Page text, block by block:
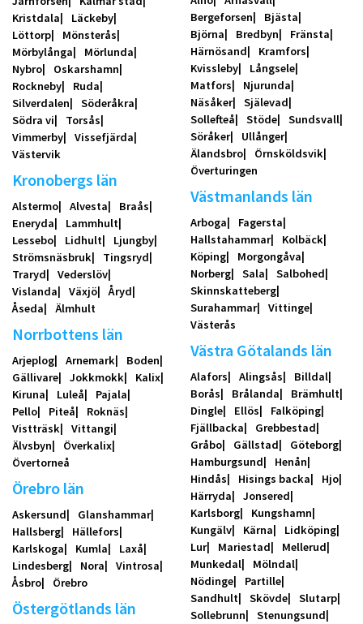
Kristdala
Läckeby
Löttorp
Mönsterås
Mörbylånga
Mörlunda
Nybro
Oskarshamn
Rockneby
Ruda
Silverdalen
Söderåkra
Södra vi
Torsås
Vimmerby
Vissefjärda
Västervik
Kronobergs län
Alstermo Alvesta
Braås
Eneryda
Lammhult
Lessebo
Lidhult
Ljungby
Strömsnäsbruk
Tingsryd
Traryd
Vederslöv
Vislanda
Växjö
Åryd
Åseda
Älmhult
Norrbottens län
Arjeplog Arnemark
Boden
Gällivare
Jokkmokk
Kalix
Kiruna
Luleå
Pajala
Pello
Piteå
Roknäs
Vistträsk
Vittangi
Älvsbyn
Överkalix
Övertorneå
Örebro län
Askersund
Glanshammar
Hallsberg
Hällefors
Karlskoga
Kumla
Laxå
Lindesberg
Nora
Vintrosa
Åsbro
Örebro
Östergötlands län
Bergeforsen
Bjästa
Björna
Bredbyn
Fränsta
Härnösand
Kramfors
Kvissleby
Långsele
Matfors
Njurunda
Näsåker
Själevad
Sollefteå
Stöde
Sundsvall
Söråker
Ullånger
Älandsbro
Örnsköldsvik
Överturingen
Västmanlands län
Arboga
Fagersta
Hallstahammar
Kolbäck
Köping
Morgongåva
Norberg
Sala
Salbohed
Skinnskatteberg
Surahammar
Vittinge
Västerås
Västra Götalands län
Alafors Alingsås
Billdal
Borås
Brålanda
Brämhult
Dingle
Ellös
Falköping
Fjällbacka
Grebbestad
Gråbo
Gällstad
Göteborg
Hamburgsund
Henån
Hindås
Hisings backa
Hjo
Härryda
Jonsered
Karlsborg
Kungshamn
Kungälv
Kärna
Lidköping
Lur
Mariestad
Mellerud
Munkedal
Mölndal
Nödinge
Partille
Sandhult
Skövde
Slutarp
Sollebrunn
Stenungsund